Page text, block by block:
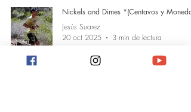
Nickels and Dimes *(Centavos y
Jesús Suarez
20 oct 2025
3 min de lectura